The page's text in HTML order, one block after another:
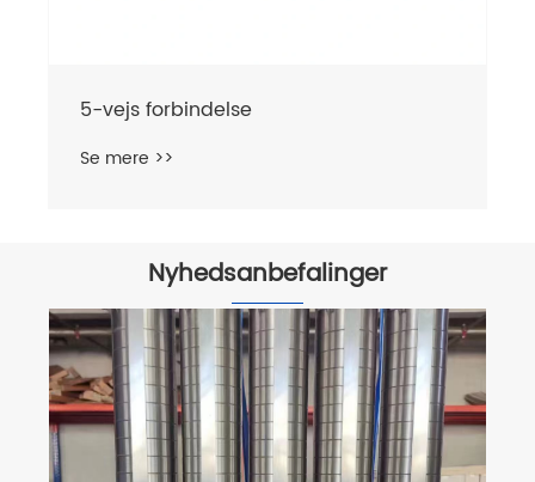
5-vejs forbindelse
Se mere >>
Nyhedsanbefalinger